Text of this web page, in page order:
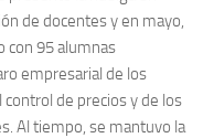
de docentes y en mayo,
con 95 alumnas
empresarial de los
de precios y de los
Al tiempo, se mantuvo la